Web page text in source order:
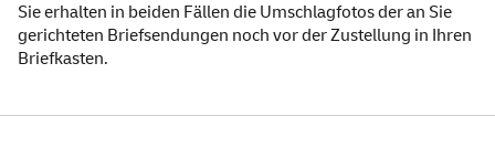
Sie erhalten in beiden Fällen die Umschlagfotos der an Sie
gerichteten Briefsendungen noch vor der Zustellung in Ihren
Briefkasten.